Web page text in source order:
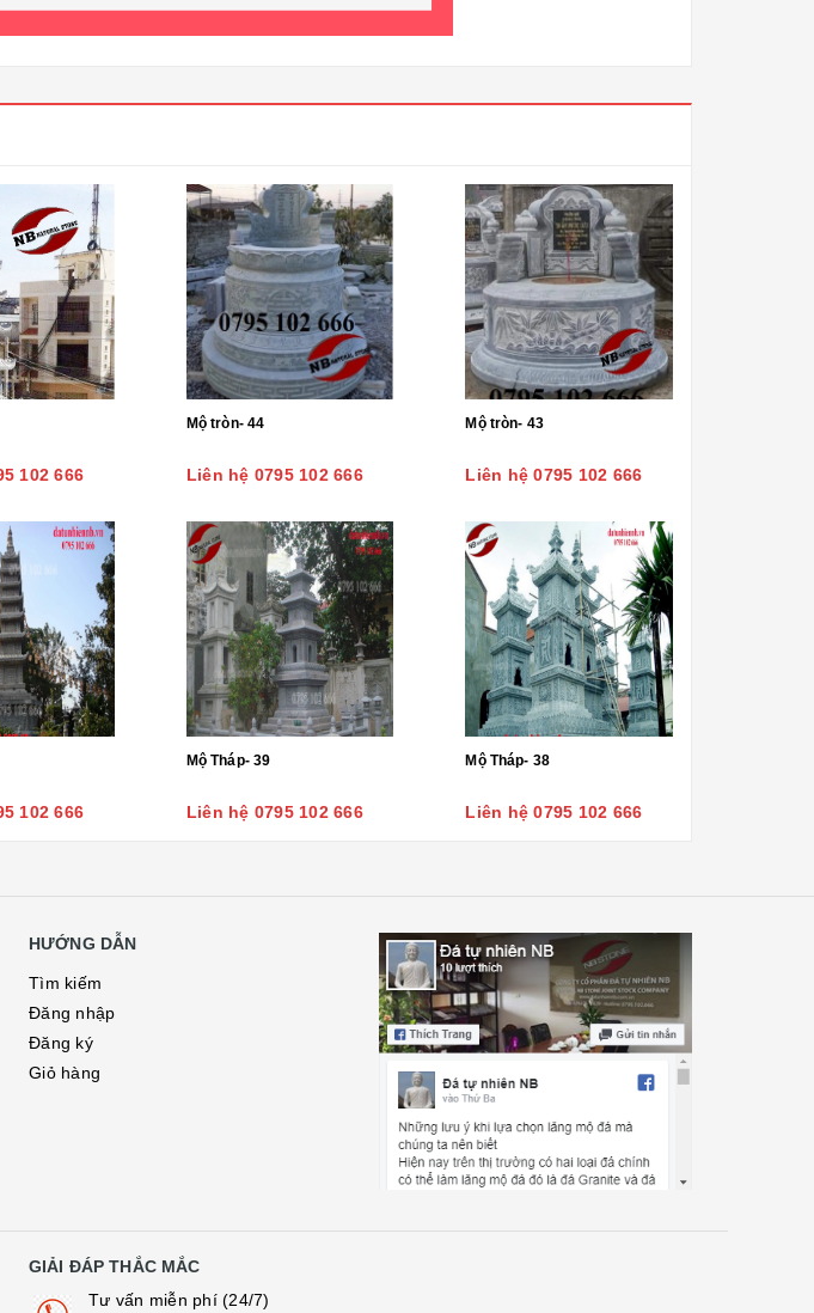
102 666
Mộ tròn- 44
Liên hệ 0795 102 666
Mộ tròn- 43
Liên hệ 0795 102 666
102 666
Mộ Tháp- 39
Liên hệ 0795 102 666
Mộ Tháp- 38
Liên hệ 0795 102 666
HƯỚNG DẪN
Tìm kiếm
Đăng nhập
Đăng ký
Giỏ hàng
GIẢI ĐÁP THẮC MẮC
Tư vấn miễn phí (24/7)